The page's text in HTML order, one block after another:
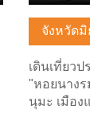
จังหวัดมิ
เดินเที่ยว
"หอยนางร
นุมะ เมือ